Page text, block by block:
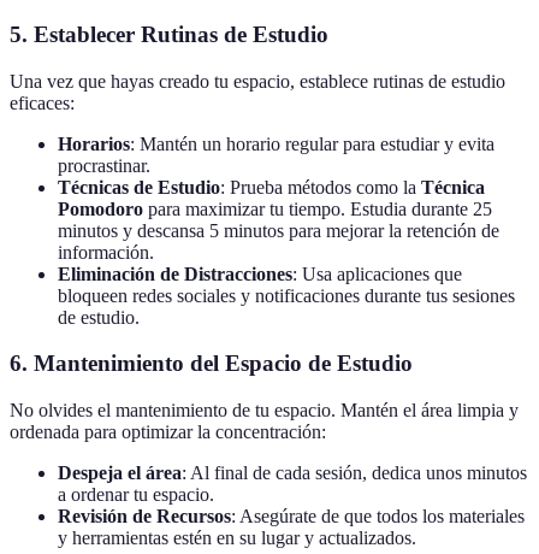
5. Establecer Rutinas de Estudio
Una vez que hayas creado tu espacio, establece rutinas de estudio
eficaces:
Horarios: Mantén un horario regular para estudiar y evita
procrastinar.
Técnicas de Estudio: Prueba métodos como la Técnica
Pomodoro para maximizar tu tiempo. Estudia durante 25
minutos y descansa 5 minutos para mejorar la retención de
información.
Eliminación de Distracciones: Usa aplicaciones que
bloqueen redes sociales y notificaciones durante tus sesiones
de estudio.
6. Mantenimiento del Espacio de Estudio
No olvides el mantenimiento de tu espacio. Mantén el área limpia y
ordenada para optimizar la concentración:
Despeja el área: Al final de cada sesión, dedica unos minutos
a ordenar tu espacio.
Revisión de Recursos: Asegúrate de que todos los materiales
y herramientas estén en su lugar y actualizados.